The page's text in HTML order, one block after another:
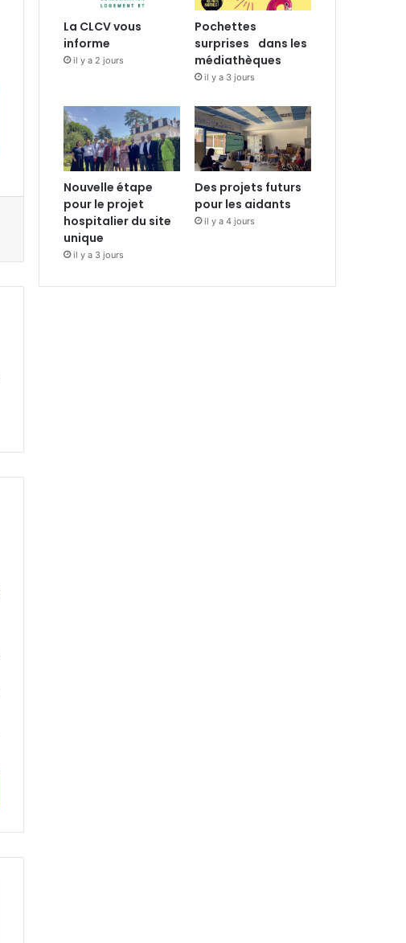
La CLCV vous
informe
il y a 2 jours
Pochettes
surprises dans les
médiathèques
il y a 3 jours
Nouvelle étape
pour le projet
hospitalier du site
unique
il y a 3 jours
Des projets futurs
pour les aidants
il y a 4 jours